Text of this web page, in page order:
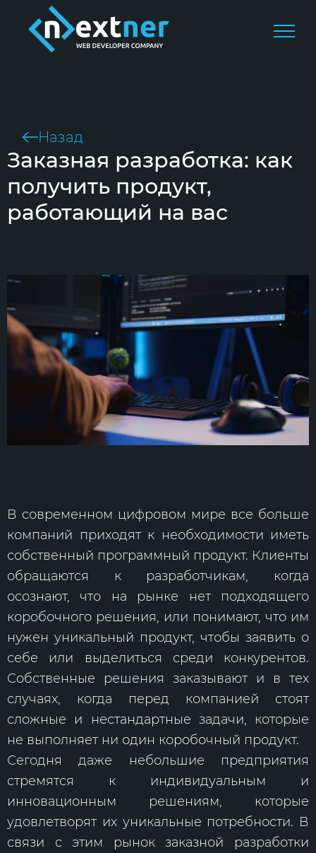
Назад
Заказная разработка: как
получить продукт,
работающий на вас
В современном цифровом мире все больше
компаний приходят к необходимости иметь
собственный программный продукт. Клиенты
обращаются к разработчикам, когда
осознают, что на рынке нет подходящего
коробочного решения, или понимают, что им
нужен уникальный продукт, чтобы заявить о
себе или выделиться среди конкурентов.
Собственные решения заказывают и в тех
случаях, когда перед компанией стоят
сложные и нестандартные задачи, которые
не выполняет ни один коробочный продукт.
Сегодня даже небольшие предприятия
стремятся к индивидуальным и
инновационным решениям, которые
удовлетворят их уникальные потребности. В
связи с этим рынок заказной разработки